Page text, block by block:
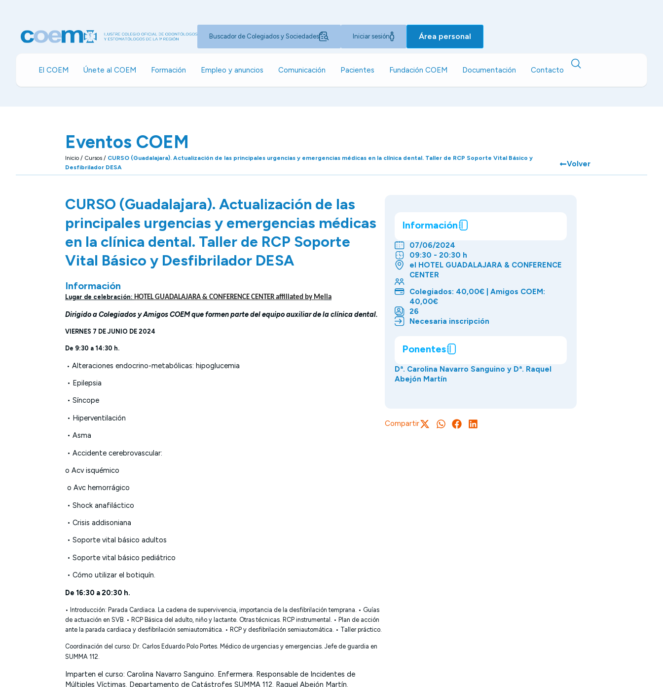
Buscador de Colegiados y Sociedades Iniciar sesión Área personal
El COEM Únete al COEM Formación Empleo y anuncios Comunicación Pacientes Fundación COEM Documentación Contacto
Eventos COEM
Inicio / Cursos / CURSO (Guadalajara). Actualización de las principales urgencias y emergencias médicas en la clínica dental. Taller de RCP Soporte Vital Básico y
Desfibrilador DESA
Volver
CURSO (Guadalajara). Actualización de las
principales urgencias y emergencias médicas
en la clínica dental. Taller de RCP Soporte
Vital Básico y Desfibrilador DESA
Información
Lugar de celebración: HOTEL GUADALAJARA & CONFERENCE CENTER affiliated by Melia
Dirigido a Colegiados y Amigos COEM que formen parte del equipo auxiliar de la clínica dental.
VIERNES 7 DE JUNIO DE 2024
De 9:30 a 14:30 h.
• Alteraciones endocrino-metabólicas: hipoglucemia
• Epilepsia
• Síncope
• Hiperventilación
• Asma
• Accidente cerebrovascular:
o Acv isquémico
o Avc hemorrágico
• Shock anafiláctico
• Crisis addisoniana
• Soporte vital básico adultos
• Soporte vital básico pediátrico
• Cómo utilizar el botiquín.
De 16:30 a 20:30 h.
• Introducción: Parada Cardiaca. La cadena de supervivencia, importancia de la desfibrilación temprana. • Guías
de actuación en SVB. • RCP Básica del adulto, niño y lactante. Otras técnicas. RCP instrumental. • Plan de acción
ante la parada cardiaca y desfibrilación semiautomática. • RCP y desfibrilación semiautomática. • Taller práctico.
Coordinación del curso: Dr. Carlos Eduardo Polo Portes. Médico de urgencias y emergencias. Jefe de guardia en
SUMMA 112.
Imparten el curso: Carolina Navarro Sanguino. Enfermera. Responsable de Incidentes de
Múltiples Víctimas. Departamento de Catástrofes SUMMA 112. Raquel Abejón Martín.
Información
07/06/2024
09:30 - 20:30 h
el HOTEL GUADALAJARA & CONFERENCE
CENTER
Colegiados: 40,00€ | Amigos COEM:
40,00€
26
Necesaria inscripción
Ponentes
Dª. Carolina Navarro Sanguino y Dª. Raquel
Abejón Martín
Compartir